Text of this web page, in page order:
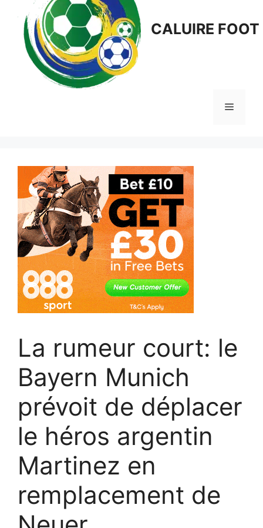
CALUIRE FOOT
Menu
La rumeur court: le
Bayern Munich
prévoit de déplacer
le héros argentin
Martinez en
remplacement de